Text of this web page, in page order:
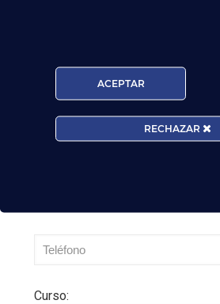
Curso:
ACEPTAR
RECHAZAR